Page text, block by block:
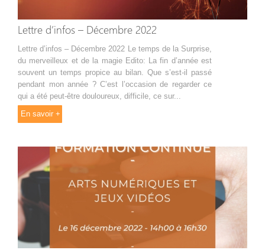
Lettre d’infos – Décembre 2022
Lettre d’infos – Décembre 2022 Le temps de la Surprise,
du merveilleux et de la magie Edito: La fin d’année est
souvent un temps propice au bilan. Que s’est-il passé
pendant mon année ? C’est l’occasion de regarder ce
qui a été peut-être douloureux, difficile, ce sur...
En savoir +